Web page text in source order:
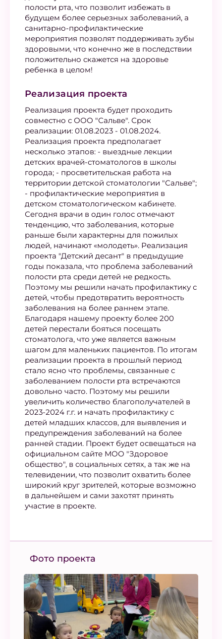
полости рта, что позволит избежать в
будущем более серьезных заболеваний, а
санитарно-профилактические
мероприятия позволят поддерживать зубы
здоровыми, что конечно же в последствии
положительно скажется на здоровье
ребенка в целом!
Реализация проекта
Реализация проекта будет проходить
совместно с ООО "Сальве". Срок
реализации: 01.08.2023 - 01.08.2024.
Реализация проекта предполагает
несколько этапов: - выездные лекции
детских врачей-стоматологов в школы
города; - просветительская работа на
территории детской стоматологии "Сальве";
- профилактические мероприятия в
детском стоматологическом кабинете.
Сегодня врачи в один голос отмечают
тенденцию, что заболевания, которые
раньше были характерны для пожилых
людей, начинают «молодеть». Реализация
проекта "Детский десант" в предыдущие
годы показала, что проблема заболеваний
полости рта среди детей не редкость.
Поэтому мы решили начать профилактику с
детей, чтобы предотвратить вероятность
заболевания на более раннем этапе.
Благодаря нашему проекту более 200
детей перестали бояться посещать
стоматолога, что уже является важным
шагом для маленьких пациентов. По итогам
реализации проекта в прошлый период
стало ясно что проблемы, связанные с
заболеванием полости рта встречаются
довольно часто. Поэтому мы решили
увеличить количество благополучателей в
2023-2024 г.г. и начать профилактику с
детей младших классов, для выявления и
предупреждения заболеваний на более
ранней стадии. Проект будет освещаться на
официальном сайте МОО "Здоровое
общество", в социальных сетях, а так же на
телевидении, что позволит охватить более
широкий круг зрителей, которые возможно
в дальнейшем и сами захотят принять
участие в проекте.
Фото проекта